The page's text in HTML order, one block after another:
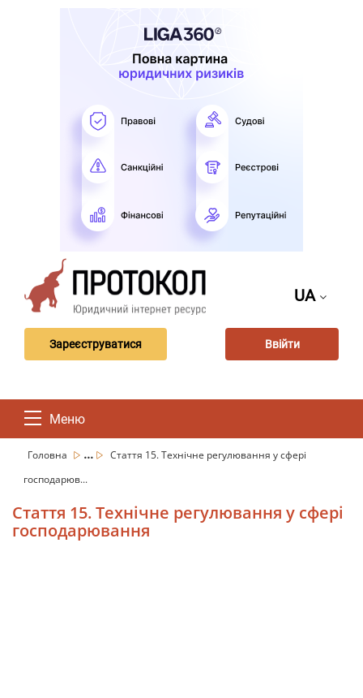
UA
Зареєструватися Ввійти
Меню
Головна ...
Стаття 15. Технічне регулювання у сфері
господарюв...
Стаття 15. Технічне регулювання у сфері
господарювання